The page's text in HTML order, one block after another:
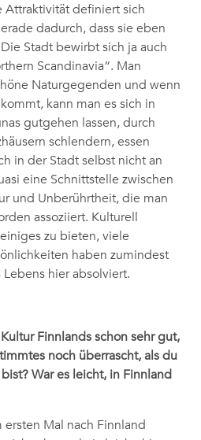
Attraktivität definiert sich
dadurch, dass sie eben
Stadt bewirbt sich ja auch
Scandinavia“. Man
Naturgegenden und wenn
kann man es sich in
gutgehen lassen, durch
schlendern, essen
in der Stadt selbst nicht an
eine Schnittstelle zwischen
und Unberührtheit, die man
assoziiert. Kulturell
zu bieten, viele
haben zumindest
hier absolviert.
Finnlands schon sehr gut,
noch überrascht, als du
War es leicht, in Finnland
ersten Mal nach Finnland